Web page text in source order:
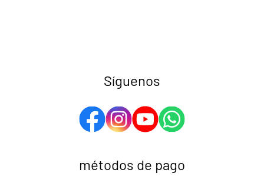
Síguenos
métodos de pago